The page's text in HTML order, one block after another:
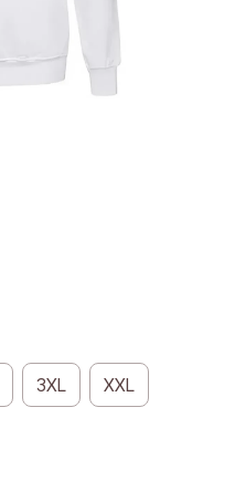
3XL XXL